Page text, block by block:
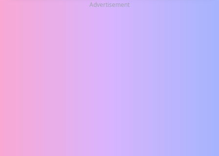
Advertisement